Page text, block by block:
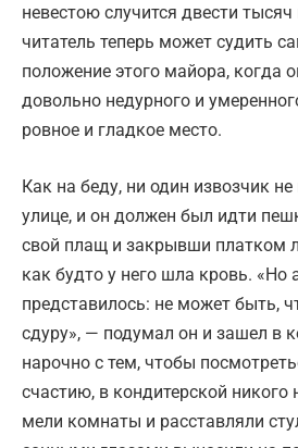
невестою случится двести
читатель теперь может судить
положение этого майора, когда
довольно недурного и
ровное и гладкое место.
Как на беду, ни один извозчик
улице, и он должен был идти
свой плащ и закрывши платком
как будто у него шла кровь. «Но
представилось: не может быть,
сдуру», — подумал он и зашел в
нарочно с тем, чтобы
счастию, в кондитерской
мели комнаты и расставляли